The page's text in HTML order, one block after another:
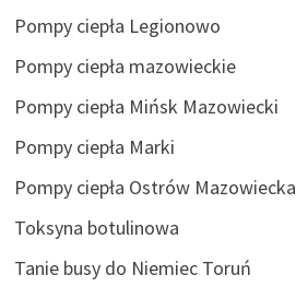
Pompy ciepła Legionowo
Pompy ciepła mazowieckie
Pompy ciepła Mińsk Mazowiecki
Pompy ciepła Marki
Pompy ciepła Ostrów Mazowiecka
Toksyna botulinowa
Tanie busy do Niemiec Toruń